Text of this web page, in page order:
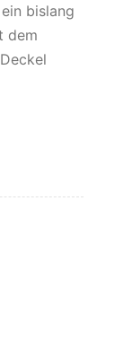
bislang
dem